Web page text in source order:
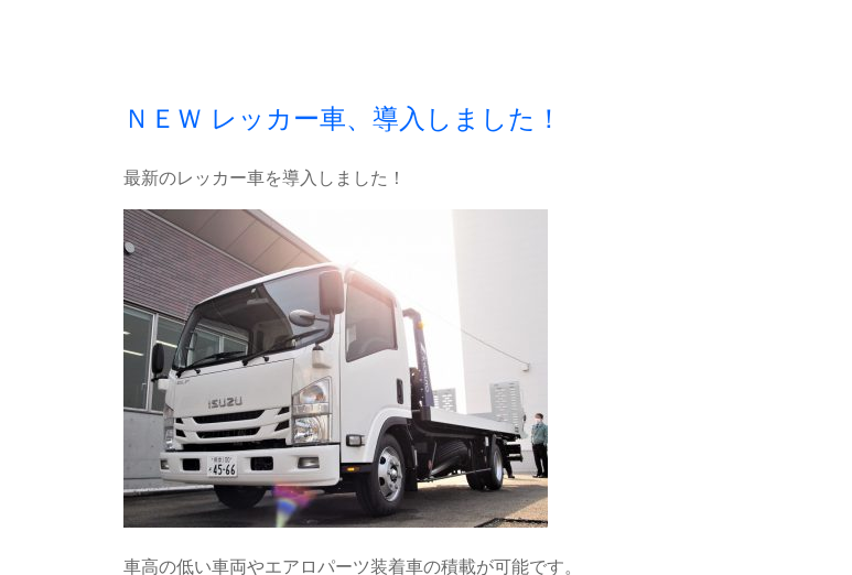
ＮＥＷ レッカー車、導入しました！
最新のレッカー車を導入しました！
車高の低い車両やエアロパーツ装着車の積載が可能です。